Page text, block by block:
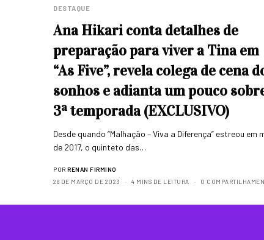
DESTAQUE
Ana Hikari conta detalhes de
preparação para viver a Tina em
“As Five”, revela colega de cena
sonhos e adianta um pouco
3ª temporada (EXCLUSIVO)
Desde quando “Malhação – Viva a Diferença” estreou em
de 2017, o quinteto das…
POR RENAN FIRMINO
28 DE MARÇO DE 2023
4 MINS DE LEITURA 0